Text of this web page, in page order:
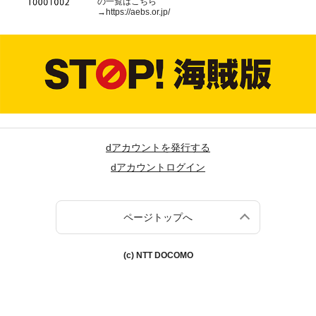
→https://aebs.or.jp/
dアカウントを発行する
dアカウントログイン
ページトップへ
(c) NTT DOCOMO